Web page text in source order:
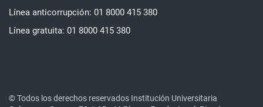
Línea anticorrupción: 01 8000 415 380
Línea gratuita: 01 8000 415 380
© Todos los derechos reservados Institución Universitaria